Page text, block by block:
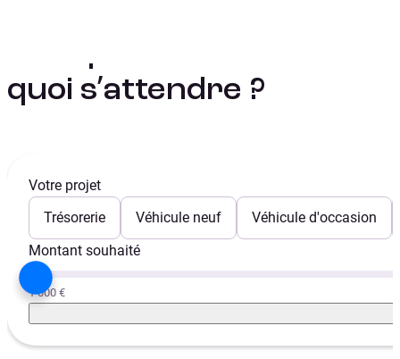
quoi s’attendre ?
Votre projet
Trésorerie
Véhicule neuf
Véhicule d'occasion
Montant souhaité
1 000 €